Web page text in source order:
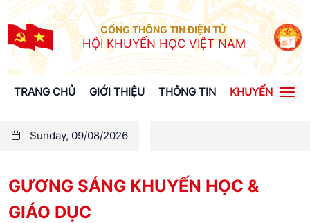
CỔNG THÔNG TIN ĐIỆN TỬ
HỘI KHUYẾN HỌC VIỆT NAM
TRANG CHỦ GIỚI THIỆU THÔNG TIN KHUYẾN HỌC
Sunday, 09/08/2026
GƯƠNG SÁNG KHUYẾN HỌC &
GIÁO DỤC